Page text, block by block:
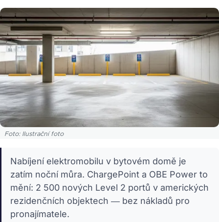
Foto: Ilustrační foto
Nabíjení elektromobilu v bytovém domě je
zatím noční můra. ChargePoint a OBE Power to
mění: 2 500 nových Level 2 portů v amerických
rezidenčních objektech — bez nákladů pro
pronajímatele.